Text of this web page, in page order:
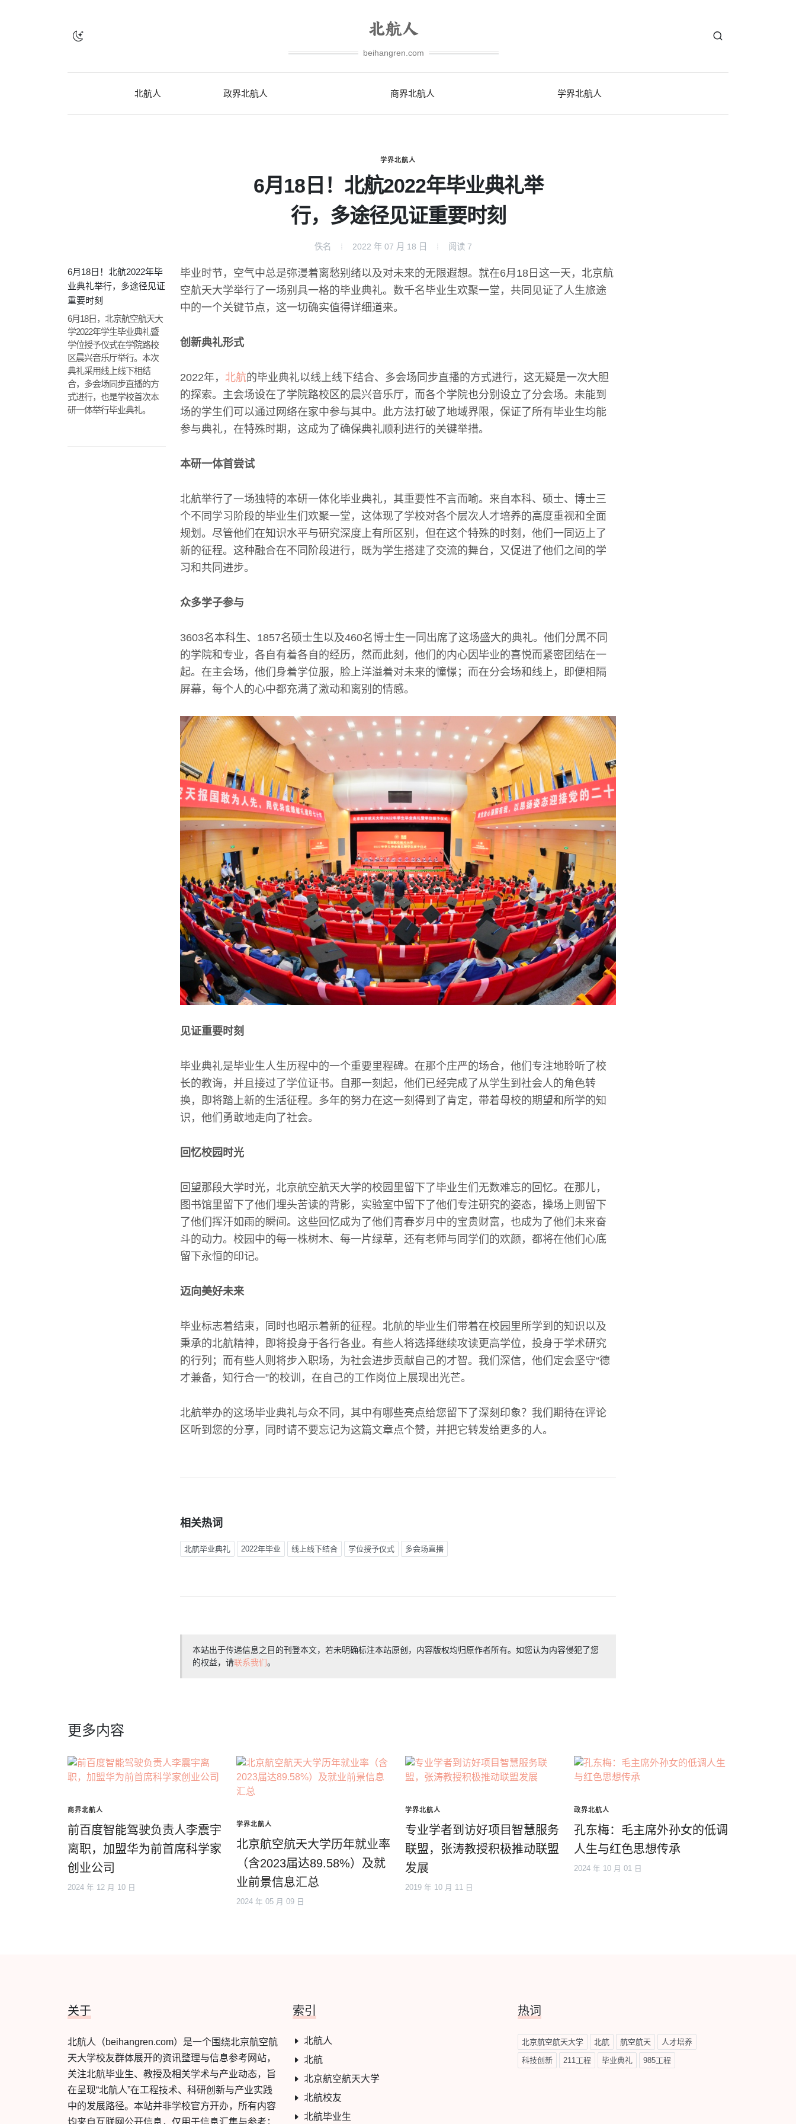
beihangren.com
北航人 政界北航人 商界北航人 学界北航人
学界北航人
6月18日！北航2022年毕业典礼举
行，多途径见证重要时刻
佚名 2022 年 07 月 18 日 阅读 7
6月18日！北航2022年毕
业典礼举行，多途径见证
重要时刻
6月18日，北京航空航天大
学2022年学生毕业典礼暨
学位授予仪式在学院路校
区晨兴音乐厅举行。本次
典礼采用线上线下相结
合，多会场同步直播的方
式进行，也是学校首次本
研一体举行毕业典礼。
毕业时节，空气中总是弥漫着离愁别绪以及对未来的无限遐想。就在6月18日这一天，北京航
空航天大学举行了一场别具一格的毕业典礼。数千名毕业生欢聚一堂，共同见证了人生旅途
中的一个关键节点，这一切确实值得详细道来。
创新典礼形式
2022年， 北航的毕业典礼以线上线下结合、多会场同步直播的方式进行，这无疑是一次大胆
的探索。主会场设在了学院路校区的晨兴音乐厅，而各个学院也分别设立了分会场。未能到
场的学生们可以通过网络在家中参与其中。此方法打破了地域界限，保证了所有毕业生均能
参与典礼，在特殊时期，这成为了确保典礼顺利进行的关键举措。
本研一体首尝试
北航举行了一场独特的本研一体化毕业典礼，其重要性不言而喻。来自本科、硕士、博士三
个不同学习阶段的毕业生们欢聚一堂，这体现了学校对各个层次人才培养的高度重视和全面
规划。尽管他们在知识水平与研究深度上有所区别，但在这个特殊的时刻，他们一同迈上了
新的征程。这种融合在不同阶段进行，既为学生搭建了交流的舞台，又促进了他们之间的学
习和共同进步。
众多学子参与
3603名本科生、1857名硕士生以及460名博士生一同出席了这场盛大的典礼。他们分属不同
的学院和专业，各自有着各自的经历，然而此刻，他们的内心因毕业的喜悦而紧密团结在一
起。在主会场，他们身着学位服，脸上洋溢着对未来的憧憬；而在分会场和线上，即便相隔
屏幕，每个人的心中都充满了激动和离别的情感。
见证重要时刻
毕业典礼是毕业生人生历程中的一个重要里程碑。在那个庄严的场合，他们专注地聆听了校
长的教诲，并且接过了学位证书。自那一刻起，他们已经完成了从学生到社会人的角色转
换，即将踏上新的生活征程。多年的努力在这一刻得到了肯定，带着母校的期望和所学的知
识，他们勇敢地走向了社会。
回忆校园时光
回望那段大学时光，北京航空航天大学的校园里留下了毕业生们无数难忘的回忆。在那儿，
图书馆里留下了他们埋头苦读的背影，实验室中留下了他们专注研究的姿态，操场上则留下
了他们挥汗如雨的瞬间。这些回忆成为了他们青春岁月中的宝贵财富，也成为了他们未来奋
斗的动力。校园中的每一株树木、每一片绿草，还有老师与同学们的欢颜，都将在他们心底
留下永恒的印记。
迈向美好未来
毕业标志着结束，同时也昭示着新的征程。北航的毕业生们带着在校园里所学到的知识以及
秉承的北航精神，即将投身于各行各业。有些人将选择继续攻读更高学位，投身于学术研究
的行列；而有些人则将步入职场，为社会进步贡献自己的才智。我们深信，他们定会坚守“德
才兼备，知行合一”的校训，在自己的工作岗位上展现出光芒。
北航举办的这场毕业典礼与众不同，其中有哪些亮点给您留下了深刻印象？我们期待在评论
区听到您的分享，同时请不要忘记为这篇文章点个赞，并把它转发给更多的人。
相关热词
北航毕业典礼 2022年毕业 线上线下结合 学位授予仪式 多会场直播
本站出于传递信息之目的刊登本文，若未明确标注本站原创，内容版权均归原作者所有。如您认为内容侵犯了您
的权益，请联系我们。
更多内容
商界北航人
前百度智能驾驶负责人李震宇
离职，加盟华为前首席科学家
创业公司
2024 年 12 月 10 日
学界北航人
北京航空航天大学历年就业率
（含2023届达89.58%）及就
业前景信息汇总
2024 年 05 月 09 日
学界北航人
专业学者到访好项目智慧服务
联盟，张涛教授积极推动联盟
发展
2019 年 10 月 11 日
政界北航人
孔东梅：毛主席外孙女的低调
人生与红色思想传承
2024 年 10 月 01 日
关于
北航人（beihangren.com）是一个围绕北京航空航
天大学校友群体展开的资讯整理与信息参考网站，
关注北航毕业生、教授及相关学术与产业动态，旨
在呈现“北航人”在工程技术、科研创新与产业实践
中的发展路径。本站并非学校官方开办，所有内容
索引
北航人
北航
北京航空航天大学
北航校友
北航毕业生
热词
北京航空航天大学 北航 航空航天 人才培养
科技创新 211工程 毕业典礼 985工程